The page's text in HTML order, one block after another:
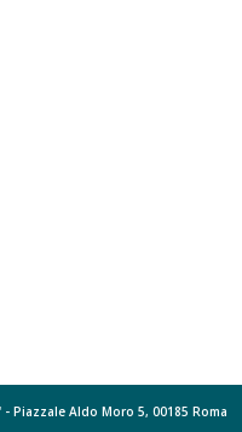
Piazzale Aldo Moro 5, 00185 Roma